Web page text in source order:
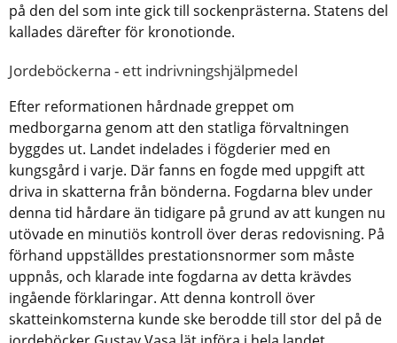
på den del som inte gick till sockenprästerna. Statens del
kallades därefter för kronotionde.
Jordeböckerna - ett indrivningshjälpmedel
Efter reformationen hårdnade greppet om
medborgarna genom att den statliga förvaltningen
byggdes ut. Landet indelades i fögderier med en
kungsgård i varje. Där fanns en fogde med uppgift att
driva in skatterna från bönderna. Fogdarna blev under
denna tid hårdare än tidigare på grund av att kungen nu
utövade en minutiös kontroll över deras redovisning. På
förhand uppställdes prestationsnormer som måste
uppnås, och klarade inte fogdarna av detta krävdes
ingående förklaringar. Att denna kontroll över
skatteinkomsterna kunde ske berodde till stor del på de